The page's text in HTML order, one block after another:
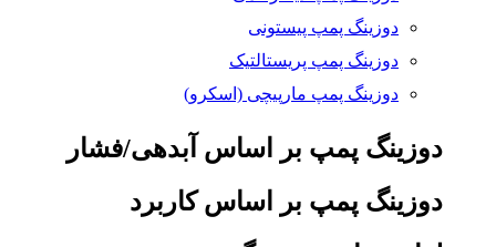
دوزینگ پمپ پیستونی
دوزینگ پمپ پریستالتیک
دوزینگ پمپ مارپیچی (اسکرو)
دوزینگ پمپ بر اساس آبدهی/فشار
دوزینگ پمپ بر اساس کاربرد